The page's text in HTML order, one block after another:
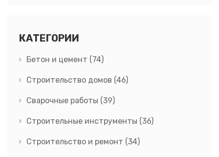
КАТЕГОРИИ
Бетон и цемент (74)
Строительство домов (46)
Сварочные работы (39)
Строительные инструменты (36)
Строительство и ремонт (34)